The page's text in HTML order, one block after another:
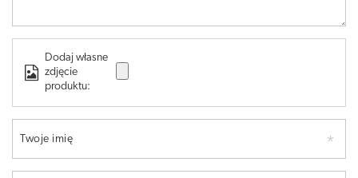
Dodaj własne
zdjęcie
produktu:
Twoje imię